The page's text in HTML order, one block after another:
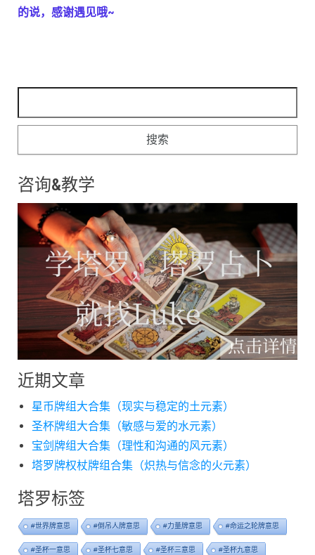
的说，感谢遇见哦~
咨询&教学
近期文章
星币牌组大合集（现实与稳定的土元素）
圣杯牌组大合集（敏感与爱的水元素）
宝剑牌组大合集（理性和沟通的风元素）
塔罗牌权杖牌组合集（炽热与信念的火元素）
塔罗标签
#世界牌意思 #倒吊人牌意思 #力量牌意思 #命运之轮牌意思
#圣杯一意思 #圣杯七意思 #圣杯三意思 #圣杯九意思